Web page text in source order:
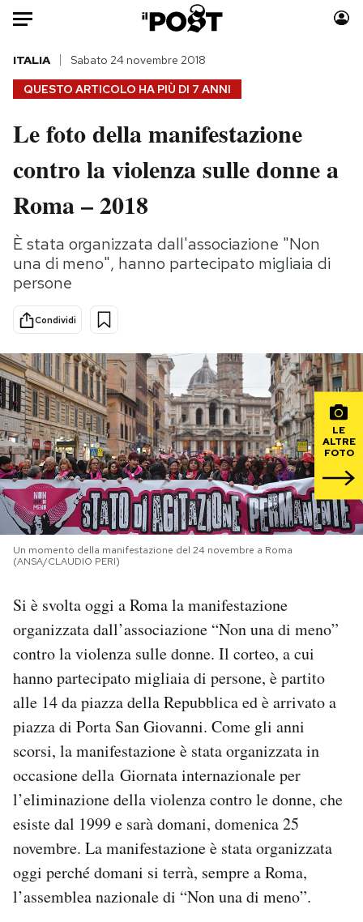
Auto
HOME
Italia
Politica
Tecnologia
Scienza
Sport
Moda
Consumismi
Media
Europa
PODCAST
NEWSLETTER
I MIEI PREFERITI
SHOP
CALENDARIO
AREA PERSONALE
Area Personale
Regala il Post
Hai bisogno di aiuto?
Esci
QUESTO ARTICOLO HA PIÙ DI 7 ANNI
ITALIA Sabato 24 novembre 2018
Le foto della manifestazione
contro la violenza sulle donne a
Roma – 2018
È stata organizzata dall'associazione "Non
una di meno", hanno partecipato migliaia di
persone
Condividi
LE
ALTRE
FOTO
Un momento della manifestazione del 24 novembre a Roma
(ANSA/CLAUDIO PERI)
Si è svolta oggi a Roma la manifestazione
organizzata dall’associazione “Non una di meno”
contro la violenza sulle donne. Il corteo, a cui
hanno partecipato migliaia di persone, è partito
alle 14 da piazza della Repubblica ed è arrivato a
piazza di Porta San Giovanni. Come gli anni
scorsi, la manifestazione è stata organizzata in
occasione della Giornata internazionale per
l’eliminazione della violenza contro le donne, che
esiste dal 1999 e sarà domani, domenica 25
novembre. La manifestazione è stata organizzata
oggi perché domani si terrà, sempre a Roma,
l’assemblea nazionale di “Non una di meno”.